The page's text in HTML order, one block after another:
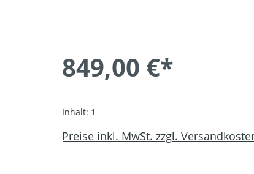
849,00 €*
Inhalt: 1
Preise inkl. MwSt. zzgl.